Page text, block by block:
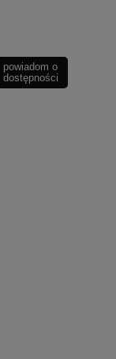
powiadom o
dostępności